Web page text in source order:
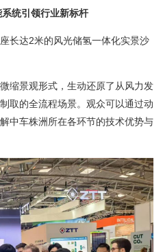
统引领行业新标杆
达2米的风光储氢一体化实景沙
景观形式，生动还原了从风力发
取的全流程场景。观众可以通过动
中车株洲所在各环节的技术优势与